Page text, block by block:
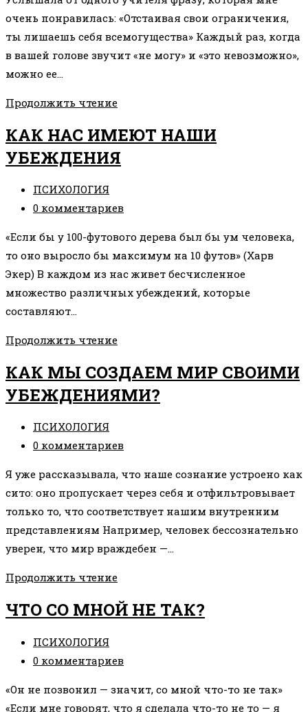
записи:
очень понравилась: «Отстаивая свои ограничения,
ты лишаешь себя всемогущества» Каждый раз, когда
в вашей голове звучит «не могу» и «это невозможно»,
можно ее…
Продолжить чтениеКАК
ОГРАНИЧИВАЮЩИЕ
УБЕЖДЕНИЯ
КАК НАС ИМЕЮТ НАШИ
УБЕЖДЕНИЯ
Рубрика
записи:
ПСИХОЛОГИЯ
Комментарии
записи:
0 комментариев
«Если бы у 100-футового дерева был бы ум человека,
то оно выросло бы максимум на 10 футов» (Харв
Экер) В каждом из нас живет бесчисленное
множество различных убеждений, которые
составляют…
Продолжить чтениеКАК
ИМЕЮТ
НАШИ
КАК МЫ СОЗДАЕМ МИР СВОИМИ
УБЕЖДЕНИЯМИ?
Рубрика
записи:
ПСИХОЛОГИЯ
Комментарии
записи:
0 комментариев
Я уже рассказывала, что наше сознание устроено как
сито: оно пропускает через себя и отфильтровывает
только то, что соответствует нашим внутренним
представлениям Например, человек бессознательно
уверен, что мир враждебен —…
Продолжить чтениеКАК
СОЗДАЕМ
УБЕЖДЕНИЯМИ?
ЧТО СО МНОЙ НЕ ТАК?
Рубрика
записи:
ПСИХОЛОГИЯ
Комментарии
записи:
0 комментариев
«Он не позвонил — значит, со мной что-то не так»
«Если мне говорят, что я сделала что-то не то — я